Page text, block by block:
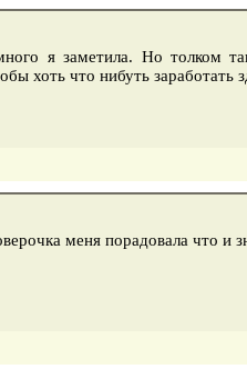
я заметила. Но толком
хоть что нибуть заработать
меня порадовала что и